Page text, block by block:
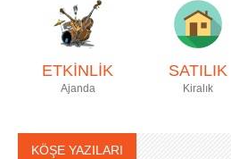
ETKİNLİK
Ajanda
SATILIK
Kiralık
KÖŞE YAZILARI